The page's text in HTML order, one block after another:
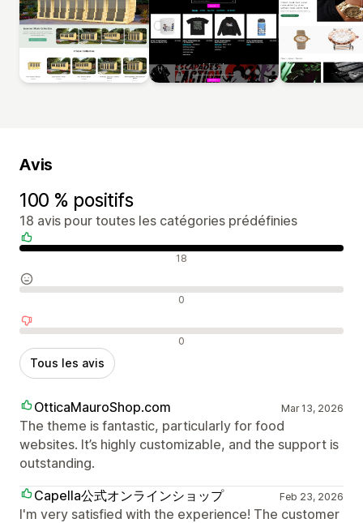
Avis
100 % positifs
18 avis pour toutes les catégories prédéfinies
Avis positifs 18
Avis neutres 0
Avis négatifs 0
Tous les avis
OtticaMauroShop.com Mar 13, 2026
The theme is fantastic, particularly for food
websites. It’s highly customizable, and the support is
outstanding.
Capella公式オンラインショップ
Feb 23, 2026
I'm very satisfied with the experience! The customer